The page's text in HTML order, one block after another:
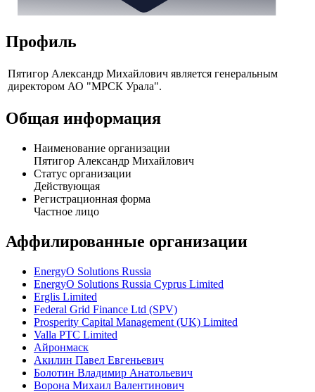
Профиль
Пятигор Александр Михайлович является генеральным
Общая информация
Наименование организации
Пятигор Александр Михайлович
Статус организации
Действующая
Регистрационная форма
Аффилированные организации
EnergyO Solutions Russia
EnergyO Solutions Russia Cyprus Limited
Erglis Limited
Federal Grid Finance Ltd (SPV)
Prosperity Capital Management (UK) Limited
Valla PTC Limited